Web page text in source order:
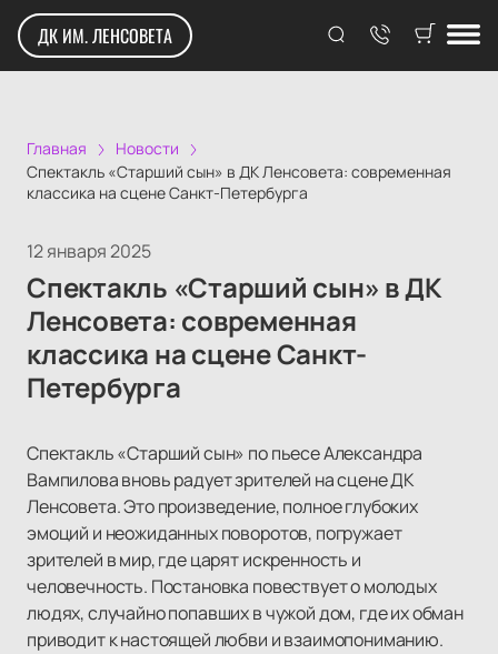
ДК ИМ. ЛЕНСОВЕТА
Главная
Новости
Спектакль «Старший сын» в ДК Ленсовета: современная
классика на сцене Санкт-Петербурга
12 января 2025
Спектакль «Старший сын» в ДК
Ленсовета: современная
классика на сцене Санкт-
Петербурга
Спектакль «Старший сын» по пьесе Александра
Вампилова вновь радует зрителей на сцене ДК
Ленсовета. Это произведение, полное глубоких
эмоций и неожиданных поворотов, погружает
зрителей в мир, где царят искренность и
человечность. Постановка повествует о молодых
людях, случайно попавших в чужой дом, где их обман
приводит к настоящей любви и взаимопониманию.